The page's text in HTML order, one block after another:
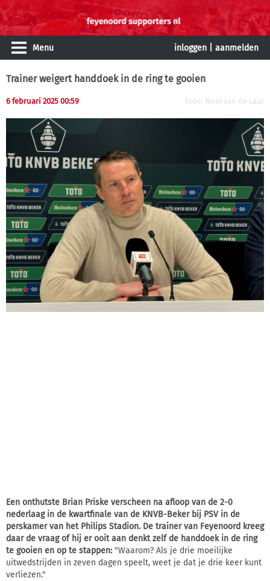
Menu inloggen aanmelden
Trainer weigert handdoek in de ring te gooien
6 februari 2025 00:59 Foto: Noël van de Laar
Een onthutste Brian Priske verscheen na afloop van de 2-0
nederlaag in de kwartfinale van de KNVB-Beker bij PSV in de
perskamer van het Philips Stadion. De trainer van Feyenoord kreeg
daar de vraag of hij er ooit aan denkt zelf de handdoek in de ring
te gooien en op te stappen:"Waarom? Als je drie moeilijke
uitwedstrijden in zeven dagen speelt, weet je dat je drie keer kunt
verliezen."